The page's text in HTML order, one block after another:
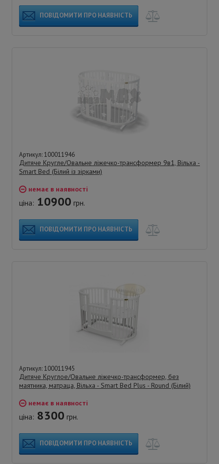
ПОВІДОМИТИ ПРО НАЯВНІСТЬ
Артикул: 100011946
Дитяче Кругле/Овальне ліжечко-трансформер 9в1, Вільха -
Smart Bed (Білий із зірками)
немає в наявності
ціна: 10900 грн.
ПОВІДОМИТИ ПРО НАЯВНІСТЬ
Артикул: 100011945
Дитяче Круглое/Овальне ліжечко-трансформер, без
маятника, матраца, Вільха - Smart Bed Plus - Round (Білий)
немає в наявності
ціна: 8300 грн.
ПОВІДОМИТИ ПРО НАЯВНІСТЬ